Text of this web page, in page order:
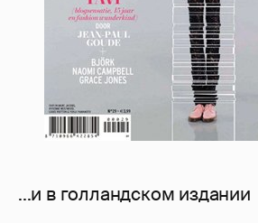
...и в голландском издании